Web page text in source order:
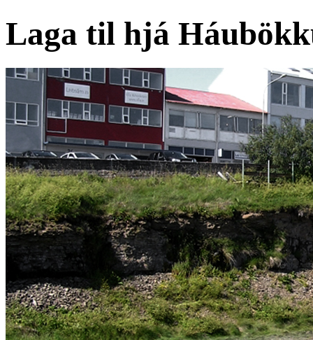
Laga til hjá